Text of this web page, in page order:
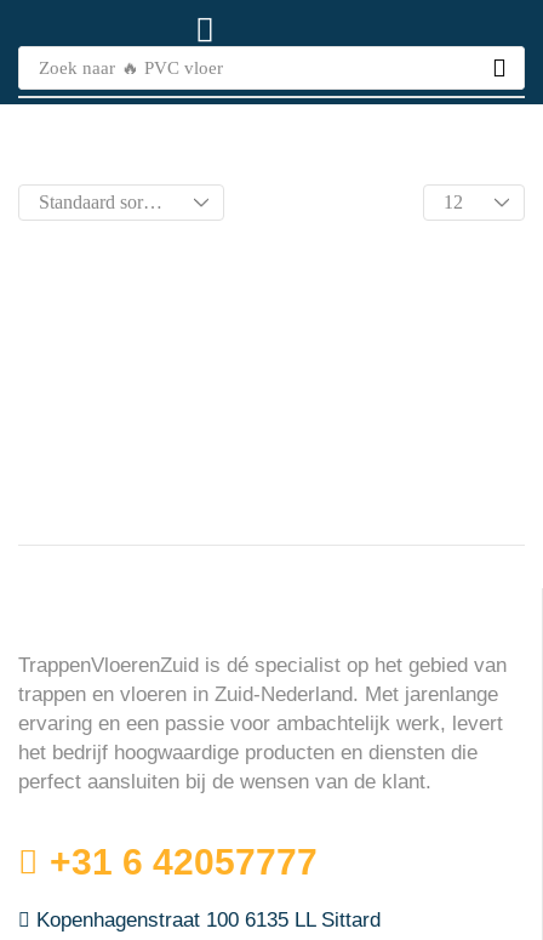
Zoek naar 🔥 PVC vloer
TrappenVloerenZuid is dé specialist op het gebied van
trappen en vloeren in Zuid-Nederland. Met jarenlange
ervaring en een passie voor ambachtelijk werk, levert
het bedrijf hoogwaardige producten en diensten die
perfect aansluiten bij de wensen van de klant.
+31 6 42057777
Kopenhagenstraat 100 6135 LL Sittard